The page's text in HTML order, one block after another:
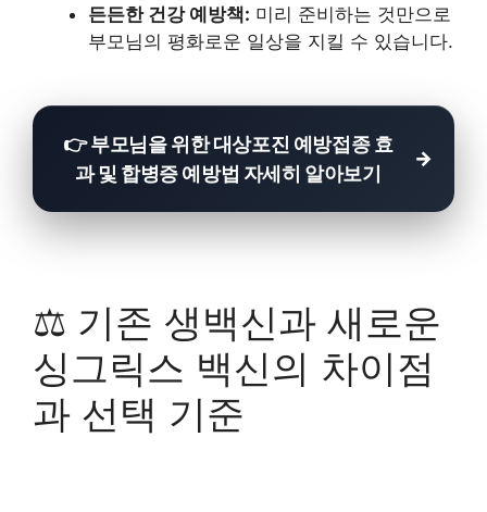
든든한 건강 예방책: 미리 준비하는 것만으로
부모님의 평화로운 일상을 지킬 수 있습니다.
👉 부모님을 위한 대상포진 예방접종 효
과 및 합병증 예방법 자세히 알아보기
⚖️ 기존 생백신과 새로운
싱그릭스 백신의 차이점
과 선택 기준